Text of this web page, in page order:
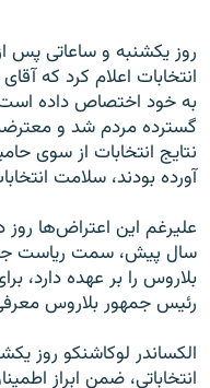
روز یکشنبه و ساعاتی پس
به خود اختصاص داده
گسترده مردم شد و
نتایج انتخابات از سوی
آورده بودند، سلامت
بلاروس را بر عهده دارد،
رئیس جمهور بلاروس
الکساندر لوکاشنکو روز
انتخاباتی، ضمن ابراز